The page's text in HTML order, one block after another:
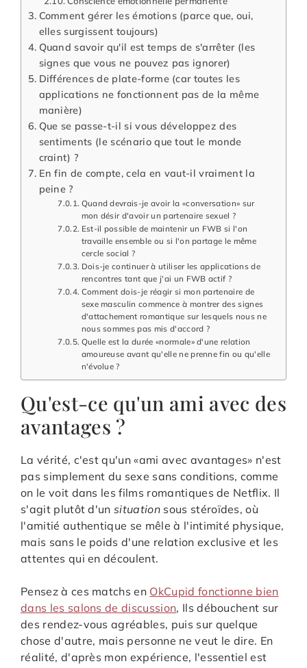
Comment gérer les émotions (parce que, oui,
elles surgissent toujours)
Quand savoir qu'il est temps de s'arrêter (les
signes que vous ne pouvez pas ignorer)
Différences de plate-forme (car toutes les
applications ne fonctionnent pas de la même
manière)
Que se passe-t-il si vous développez des
sentiments (le scénario que tout le monde
craint) ?
En fin de compte, cela en vaut-il vraiment la
peine ?
Quand devrais-je avoir la «conversation» sur
mon désir d'avoir un partenaire sexuel ?
Est-il possible de maintenir un FWB si l'on
travaille ensemble ou si l'on partage le même
cercle social ?
Dois-je continuer à utiliser les applications de
rencontres tant que j'ai un FWB actif ?
Comment dois-je réagir si mon partenaire de
sexe masculin commence à montrer des signes
d'attachement romantique sur lesquels nous ne
nous sommes pas mis d'accord ?
Quelle est la durée «normale» d'une relation
amoureuse avant qu'elle ne prenne fin ou qu'elle
n'évolue ?
Qu'est-ce qu'un ami avec des
avantages ?
La vérité, c'est qu'un «ami avec avantages» n'est
pas simplement du sexe sans conditions, comme
on le voit dans les films romantiques de Netflix. Il
s'agit plutôt d'unsituationsous stéroïdes, où
l'amitié authentique se mêle à l'intimité physique,
mais sans le poids d'une relation exclusive et les
attentes qui en découlent.
Pensez à ces matchs en OkCupid fonctionne bien
dans les salons de discussion, Ils débouchent sur
des rendez-vous agréables, puis sur quelque
chose d'autre, mais personne ne veut le dire. En
réalité, d'après mon expérience, l'essentiel est